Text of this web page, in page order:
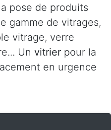
pose de produits
gamme de vitrages,
vitrage, verre
Un vitrier pour la
en urgence